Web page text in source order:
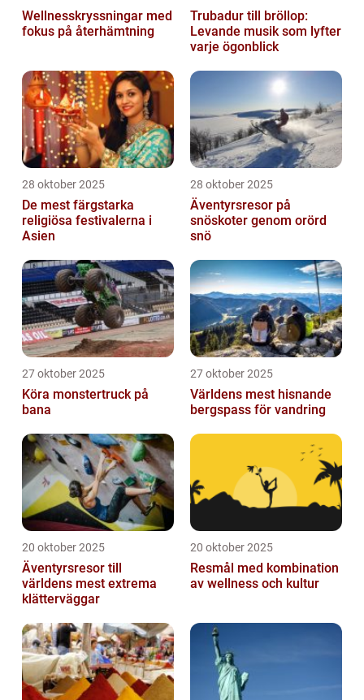
Wellnesskryssningar med
fokus på återhämtning
Trubadur till bröllop:
Levande musik som lyfter
varje ögonblick
28 oktober 2025
De mest färgstarka
religiösa festivalerna i
Asien
28 oktober 2025
Äventyrsresor på
snöskoter genom orörd
snö
27 oktober 2025
Köra monstertruck på
bana
27 oktober 2025
Världens mest hisnande
bergspass för vandring
20 oktober 2025
Äventyrsresor till
världens mest extrema
klätterväggar
20 oktober 2025
Resmål med kombination
av wellness och kultur